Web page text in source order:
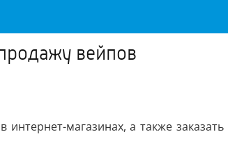
вейпов
магазинах, а также